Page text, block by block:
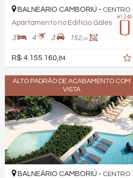
#1.249
BALNEÁRIO CAMBORIÚ - CENTRO
Apartamento no Edifício Gales
3 4 3 152,00
R$ 4.155.160, 84
ALTO PADRÃO DE ACABAMENTO COM
VISTA
BALNEÁRIO CAMBORIÚ - CENTRO